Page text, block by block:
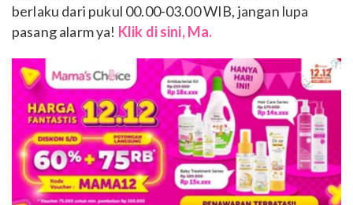
berlaku dari pukul 00.00-03.00 WIB, jangan lupa
pasang alarm ya! Klik di sini, Ma.